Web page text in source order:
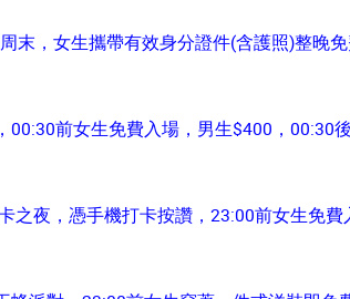
末，女生攜帶有效身分證件(含護照)整晚
00:30前女生免費入場，男生$400，00:30
之夜，憑手機打卡按讚，23:00前女生免